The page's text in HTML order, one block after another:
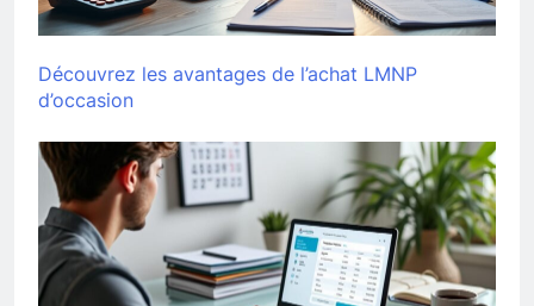
Découvrez les avantages de l’achat LMNP
d’occasion